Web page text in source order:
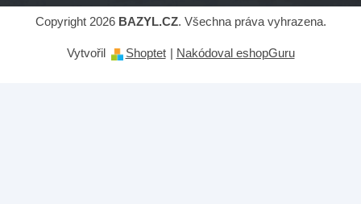
Vytvořil Shoptet | Nakódoval eshopGuru
Copyright 2026 BAZYL.CZ. Všechna práva vyhrazena.